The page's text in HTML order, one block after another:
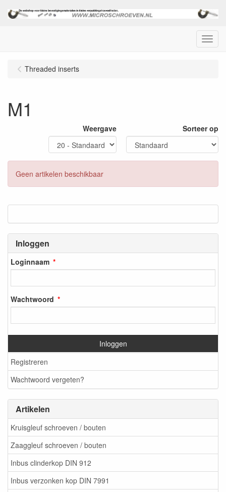
Menu
Inloggen
Loginnaam
Wachtwoord
Inloggen
Registreren
Wachtwoord vergeten?
Artikelen
Kruisgleuf schroeven / bouten
Zaaggleuf schroeven / bouten
Inbus clinderkop DIN 912
Inbus verzonken kop DIN 7991
Threaded inserts
M1
Weergave Sorteer op
Geen artikelen beschikbaar